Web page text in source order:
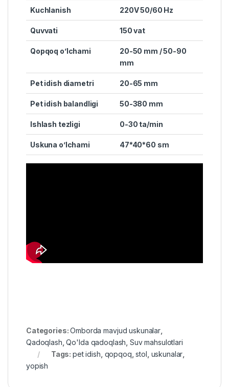
Kuchlanish 220V 50/60 Hz
Quvvati 150 vat
Qopqoq o’lchami
20-50 mm / 50-90
mm
Pet idish diametri 20-65 mm
Pet idish balandligi 50-380 mm
Ishlash tezligi 0-30 ta/min
Uskuna o’lchami 47*40*60 sm
Categories:Omborda mavjud uskunalar,
Qadoqlash ,Qo'lda qadoqlash Suv mahsulotlari
Tags:pet idish qopqoq ,stol uskunalar
yopish